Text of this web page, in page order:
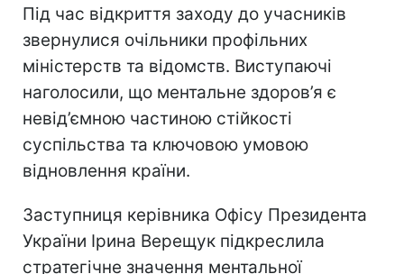
Під час відкриття заходу до учасників
звернулися очільники профільних
міністерств та відомств. Виступаючі
наголосили, що ментальне здоров’я є
невід’ємною частиною стійкості
суспільства та ключовою умовою
відновлення країни.
Заступниця керівника Офісу Президента
України Ірина Верещук підкреслила
стратегічне значення ментальної